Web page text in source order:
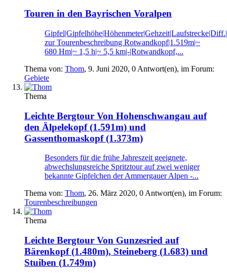
Touren in den Bayrischen Voralpen
zur Tourenbeschreibung Rotwandkopf|1.519m|~
680 Hm|~ 1,5 h|~ 5,5 km|-|Rotwandkopf,...
Thema von: Thom, 9. Juni 2020, 0 Antwort(en), im Forum:
Gebiete
Thema
Leichte Bergtour Von Hohenschwangau auf
den Älpelekopf (1.591m) und
Gassenthomaskopf (1.373m)
Besonders für die frühe Jahreszeit geeignete,
abwechslungsreiche Spritztour auf zwei weniger
bekannte Gipfelchen der Ammergauer Alpen -...
Thema von: Thom, 26. März 2020, 0 Antwort(en), im Forum:
Tourenbeschreibungen
Thema
Leichte Bergtour Von Gunzesried auf
Bärenkopf (1.480m), Steineberg (1.683) und
Stuiben (1.749m)